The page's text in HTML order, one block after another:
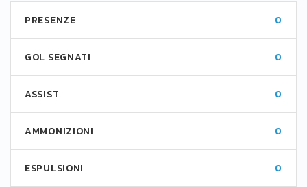
PRESENZE 0
GOL SEGNATI 0
ASSIST 0
AMMONIZIONI 0
ESPULSIONI 0